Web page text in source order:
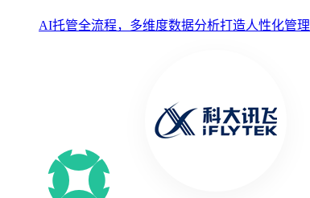
AI托管全流程，多维度数据分析打造人性化管理